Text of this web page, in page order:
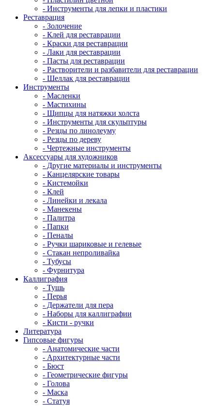
- Инструменты для лепки и пластики
Реставрация
- Золочение
- Клей для реставрации
- Краски для реставрации
- Лаки для реставрации
- Пасты для реставрации
- Растворители и разбавители для реставрации
- Шеллак для реставрации
Инструменты
- Масленки
- Мастихины
- Щипцы для натяжки холста
- Инструменты для скульптуры
- Резцы по линолеуму
- Резцы по дереву
- Чертежные инструменты
Аксессуары для художников
- Другие материалы и инструменты
- Канцелярские товары
- Кистемойки
- Клей
- Линейки и лекала
- Манекены
- Палитра
- Папки
- Пеналы
- Ручки шариковые и гелевые
- Стакан непроливайка
- Тубусы
- Фурнитура
Каллиграфия
- Тушь
- Перья
- Держатели для пера
- Наборы для каллиграфии
- Кисти - ручки
Литература
Гипсовые фигуры
- Анатомические части
- Архитектурные части
- Бюст
- Геометрические фигуры
- Голова
- Маска
- Статуя